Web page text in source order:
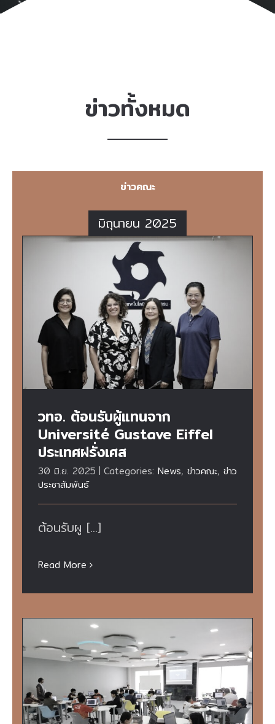
ข่าวทั้งหมด
ข่าวคณะ
มิถุนายน 2025
วทอ. ต้อนรับผู้แทนจาก Université Gustave
Eiffel ประเทศฝรั่งเศส
วทอ. ต้อนรับผู้แทนจาก
Université Gustave Eiffel
ประเทศฝรั่งเศส
30 มิ.ย. 2025 | Categories: News, ข่าวคณะ, ข่าว
ประชาสัมพันธ์
ต้อนรับผู [...]
Read More
กิจกรรมอบรมเชิงปฏิบัติการ เรื่อง “Roblox
Camp: Squid Game – Gogova Map”